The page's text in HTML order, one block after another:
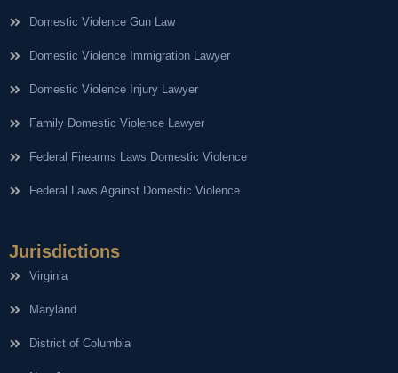
Domestic Violence Gun Law
Domestic Violence Immigration Lawyer
Domestic Violence Injury Lawyer
Family Domestic Violence Lawyer
Federal Firearms Laws Domestic Violence
Federal Laws Against Domestic Violence
Jurisdictions
Virginia
Maryland
District of Columbia